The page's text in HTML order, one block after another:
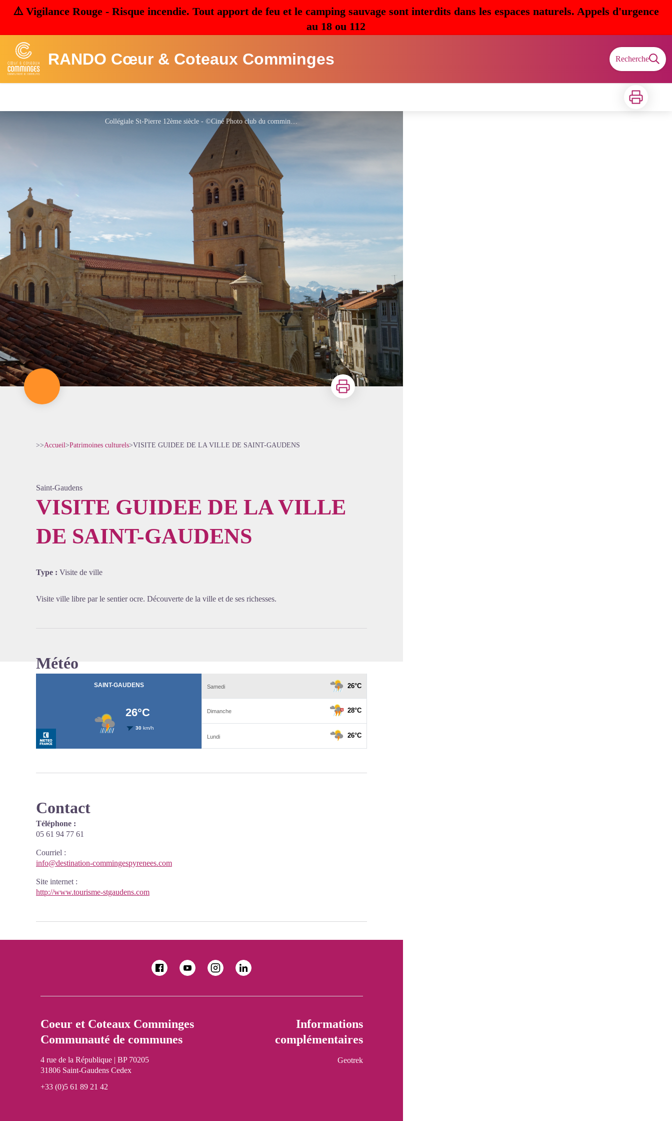
⚠️ Vigilance Rouge - Risque incendie. Tout apport de feu et le camping sauvage sont interdits dans les espaces naturels. Appels d'urgence
au 18 ou 112
RANDO Cœur & Coteaux Comminges Recherche
Imprimer
Collégiale St-Pierre 12ème siècle - ©Ciné Photo club du comminges
Voir l'image en plein écran
Imprimer
>>Accueil>Patrimoines culturels>VISITE GUIDEE DE LA VILLE DE SAINT-GAUDENS
Saint-Gaudens
VISITE GUIDEE DE LA VILLE
DE SAINT-GAUDENS
Type : Visite de ville
Visite ville libre par le sentier ocre. Découverte de la ville et de ses richesses.
Météo
Contact
Téléphone :
05 61 94 77 61
Courriel :
info@destination-commingespyrenees.com
Site internet :
http://www.tourisme-stgaudens.com
Coeur et Coteaux Comminges
Communauté de communes
4 rue de la République | BP 70205
31806 Saint-Gaudens Cedex
+33 (0)5 61 89 21 42
Informations
complémentaires
Geotrek